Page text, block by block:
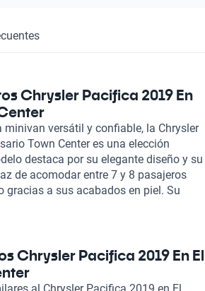
Chrysler Pacifica 2019 En
versátil y confiable, la Chrysler
Town Center es una elección
destaca por su elegante diseño y su
de acomodar entre 7 y 8 pasajeros
gracias a sus acabados en piel. Su
litros produce 287 caballos de fuerza,
sino también por la seguridad y la
de ocho airbags, puedes estar seguro
están protegidos. La integración con
Chrysler Pacifica 2019 En El